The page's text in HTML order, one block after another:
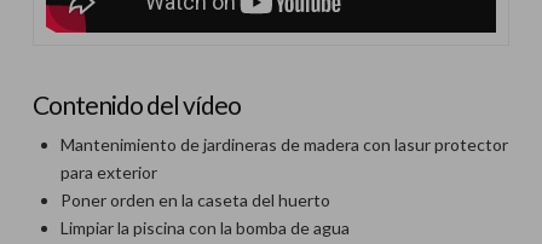
Contenido del vídeo
Mantenimiento de jardineras de madera con lasur protector
para exterior
Poner orden en la caseta del huerto
Limpiar la piscina con la bomba de agua